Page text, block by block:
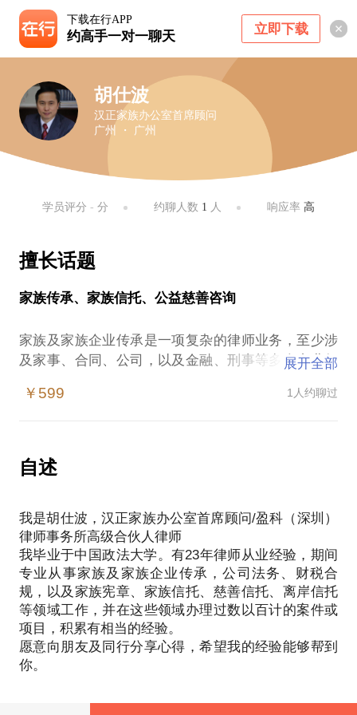
下载在行APP
约高手一对一聊天 立即下载
胡仕波
汉正家族办公室首席顾问
广州 ・ 广州
学员评分 - 分 约聊人数 1 人 响应率高
擅长话题
家族传承、家族信托、公益慈善咨询
家族及家族企业传承是一项复杂的律师业务，至少涉
及家事、合同、公司，以及金融、刑事等多个专业领
离婚及家庭财产分割
败家子约束
财产信托
企业改制、继位及传承
股权架构
章程设计
公司治理及法务
经济犯罪预防和避免
因此，承接这类问题不仅需要深厚全面的法学功底，
展开全部
￥599 1人约聊过
自述
我是胡仕波，汉正家族办公室首席顾问/盈科（深圳）
律师事务所高级合伙人律师
我毕业于中国政法大学。有23年律师从业经验，期间
专业从事家族及家族企业传承，公司法务、财税合
规，以及家族宪章、家族信托、慈善信托、离岸信托
等领域工作，并在这些领域办理过数以百计的案件或
项目，积累有相当的经验。
愿意向朋友及同行分享心得，希望我的经验能够帮到